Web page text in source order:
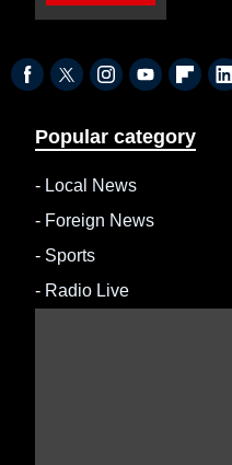
Popular category
- Local News
- Foreign News
- Sports
- Radio Live